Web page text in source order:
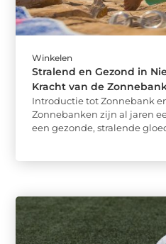
Winkelen
Stralend en Gezond in
Kracht van de
Introductie tot Zonnebank
Zonnebanken zijn al jaren
een gezonde, stralende